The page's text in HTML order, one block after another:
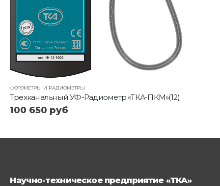
ФОТОМЕТРЫ И РАДИОМЕТРЫ
Трехканальный УФ-Радиометр «ТКА-ПКМ»(12)
100 650 руб
Научно-техническое предприятие «ТКА»